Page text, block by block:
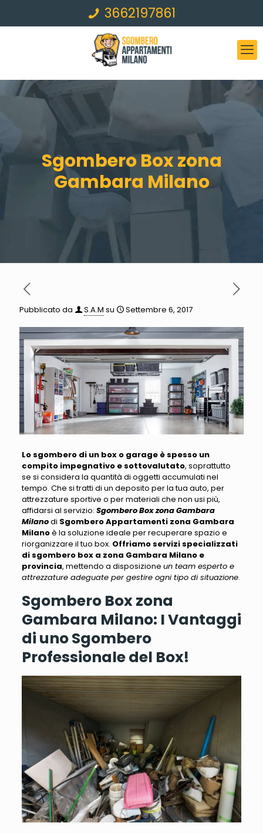
3662197861
Sgombero Box zona
Gambara Milano
Pubblicato da S.A.M su Settembre 6, 2017
Lo sgombero di un box o garage è spesso un
compito impegnativo e sottovalutato, soprattutto
se si considera la quantità di oggetti accumulati nel
tempo. Che si tratti di un deposito per la tua auto, per
attrezzature sportive o per materiali che non usi più,
affidarsi al servizio: Sgombero Box zona Gambara
Milanodi Sgombero Appartamenti zona Gambara
Milanoè la soluzione ideale per recuperare spazio e
riorganizzare il tuo box. Offriamo servizi specializzati
di sgombero box a zona Gambara Milano e
provincia, mettendo a disposizione un team esperto e
attrezzature adeguate per gestire ogni tipo di situazione.
Sgombero Box zona
Gambara Milano: I Vantaggi
di uno Sgombero
Professionale del Box!